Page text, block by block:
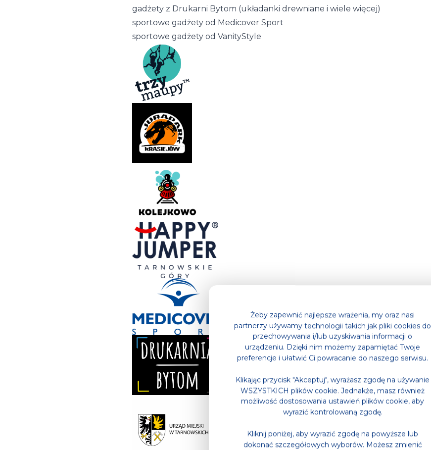
gadżety z Drukarni Bytom (układanki drewniane i wiele więcej)
sportowe gadżety od Medicover Sport
sportowe gadżety od VanityStyle
Żeby zapewnić najlepsze wrażenia, my oraz nasi
partnerzy używamy technologii takich jak pliki cookies do
przechowywania i/lub uzyskiwania informacji o
urządzeniu. Dzięki nim możemy zapamiętać Twoje
preferencje i ułatwić Ci powracanie do naszego serwisu.
Klikając przycisk "Akceptuj", wyrażasz zgodę na używanie
WSZYSTKICH plików cookie. Jednakże, masz również
możliwość dostosowania ustawień plików cookie, aby
wyrazić kontrolowaną zgodę.
Kliknij poniżej, aby wyrazić zgodę na powyższe lub
dokonać szczegółowych wyborów. Możesz zmienić